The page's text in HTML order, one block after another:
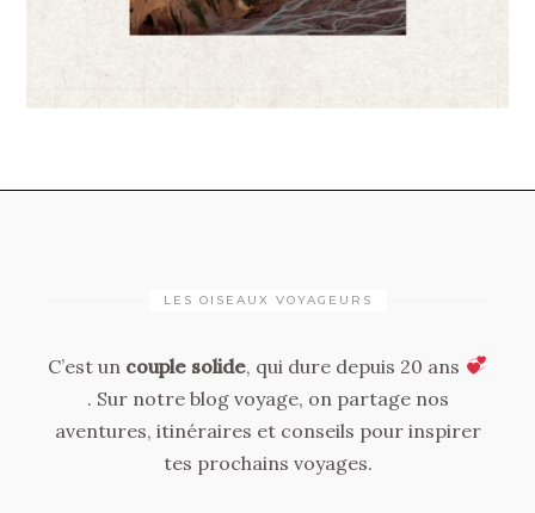
LES OISEAUX VOYAGEURS
C’est un couple solide, qui dure depuis 20 ans
. Sur notre blog voyage, on partage nos
aventures, itinéraires et conseils pour inspirer
tes prochains voyages.